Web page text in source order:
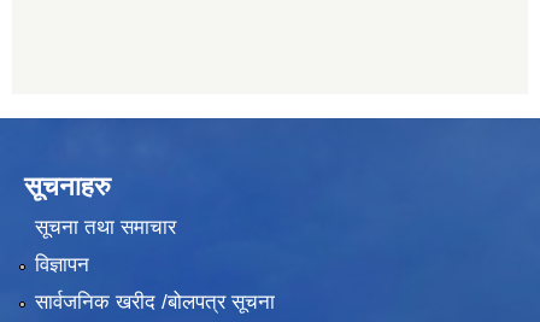
सूचनाहरु
सूचना तथा समाचार
विज्ञापन
सार्वजनिक खरीद /बोलपत्र सूचना